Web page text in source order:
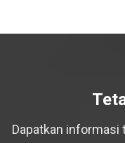
Dapatkan informasi